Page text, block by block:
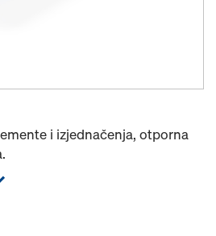
i izjednačenja, otporna